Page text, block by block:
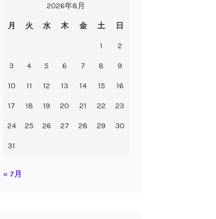
2026年8月
月 火 水 木 金 土 日
1 2
3 4 5 6 7 8 9
10 11 12 13 14 15 16
17 18 19 20 21 22 23
24 25 26 27 28 29 30
31
« 7月